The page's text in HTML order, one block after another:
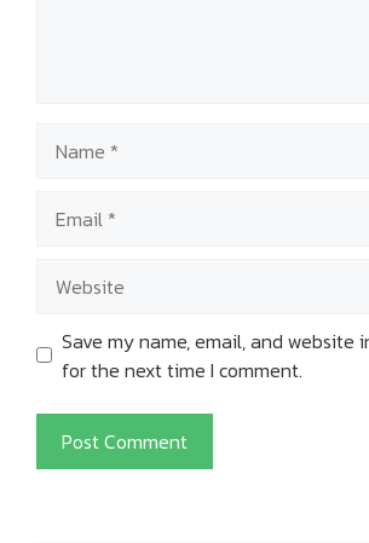
Save my name, email, and website
for the next time I comment.